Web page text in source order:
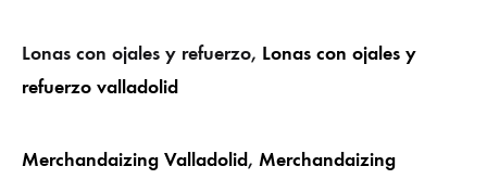
Lonas con ojales y refuerzo, Lonas con ojales y
refuerzo valladolid
Merchandaizing Valladolid, Merchandaizing